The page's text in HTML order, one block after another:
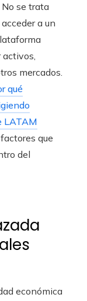
se trata
a un
activos,
mercados.
qué
LATAM
que
del
económica